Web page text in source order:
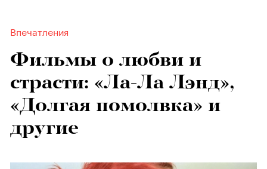
Впечатления
Фильмы о любви и
страсти: «Ла-Ла Лэнд»,
«Долгая помолвка» и
другие